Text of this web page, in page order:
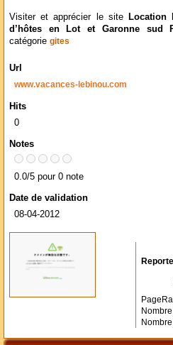
Visiter et apprécier le site Location
d’hôtes en Lot et Garonne sud
catégorie gites
Url
www.vacances-lebinou.com
Hits
0
Notes
0.0/5 pour 0 note
Date de validation
08-04-2012